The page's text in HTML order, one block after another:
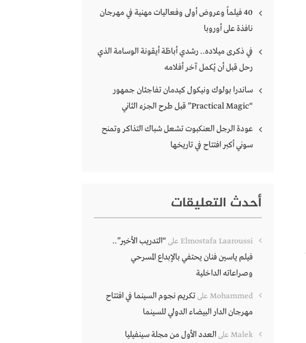
40 فيلماً وعروض أولى وفعاليات مهنية في مهرجان
نافذة على أوروبا
في ذكرى ميلاده.. رشدي أباظة أيقونة الوسامة الذي
رحل قبل أن يُكمل آخر أفلامه
ساندرا بولوك ونيكول كيدمان تفاجئان جمهور
“Practical Magic” قبل طرح الجزء الثاني
عودة الرجل العنكبوت تشعل شباك التذاكر وتمنح
سوني أكبر افتتاح في تاريخها
أحدث التعليقات
Elmostafa Laaroussi على“التدريب الأخير”..
فيلم ياسين فنان يحتفي بالإبداع المسرحي
وصراعاته الداخلية
Mohammed علىتكريم نجوم السينما في افتتاح
مهرجان الدار البيضاء الدولي للسينما
Malek علىالعدد الأول من مجلة سينفيليا